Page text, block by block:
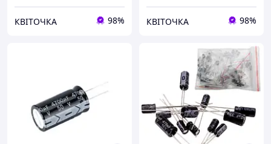
КВІТОЧКА 98% КВІТОЧКА 98%